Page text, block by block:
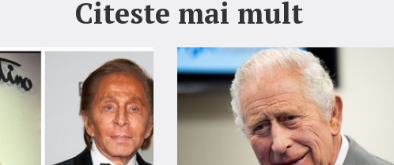
Citeste mai mult